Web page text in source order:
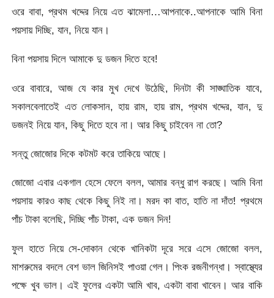
ওরে বাবা, প্রথম খদ্দের নিয়ে এত ঝামেলা…আপনাকে..আপনাকে আমি বিনা
পয়সায় দিচ্ছি, যান, নিয়ে যান।
বিনা পয়সায় দিলে আমাকে দু ডজন দিতে হবে!
ওরে বাবারে, আজ যে কার মুখ দেখে উঠেছি, দিনটা কী সাঙ্ঘাতিক যাবে,
সকালবেলাতেই এত লোকসান, হায় রাম, হায় রাম, প্রথম খদ্দের, যান, দু
ডজনই নিয়ে যান, কিছু দিতে হবে না। আর কিছু চাইবেন না তো?
সন্তু জোজোর দিকে কটমট করে তাকিয়ে আছে।
জোজো এবার একগাল হেসে ফেলে বলল, আমার বন্ধু রাগ করছে। আমি বিনা
পয়সায় কারও কাছ থেকে কিছু নিই না। মরদ কা বাত, হাতি না দাঁত! প্রথমে
পাঁচ টাকা বলেছি, দিচ্ছি পাঁচ টাকা, এক ডজন দিন!
ফুল হাতে নিয়ে সে-দোকান থেকে খানিকটা দূরে সরে এসে জোজো বলল,
মাশরুমের বদলে বেশ ভাল জিনিসই পাওয়া গেল। পিংক রজনীগন্ধা। স্বাস্থ্যের
পক্ষে খুব ভাল। এই ফুলের একটা আমি খাব, একটা বাবা খাবেন। আর বাকি